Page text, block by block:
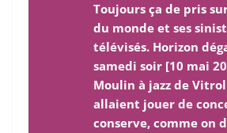
Toujours ça de pris
du monde et ses
télévisés. Horizon
samedi soir [10 mai
Moulin à jazz de
allaient jouer de
conserve, comme on